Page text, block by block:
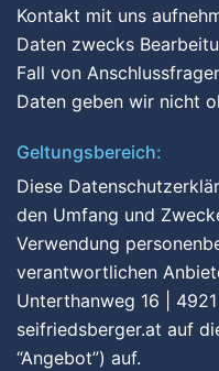
Kontakt mit uns
Daten zwecks
Fall von
Daten geben wir nicht
Geltungsbereich:
Diese
den Umfang und
Verwendung
verantwortlichen
Unterthanweg 16 |
seifriedsberger.at auf
“Angebot”) auf.